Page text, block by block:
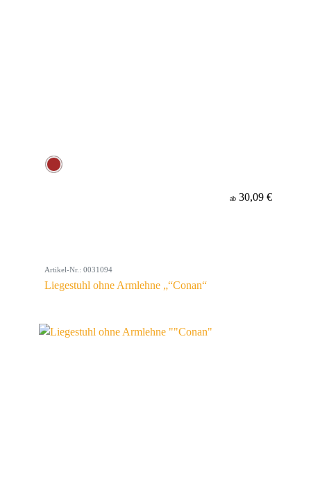
ab 30,09 €
Artikel-Nr.: 0031094
Liegestuhl ohne Armlehne „“Conan“